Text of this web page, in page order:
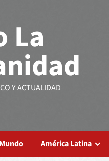
La
Y ACTUALIDAD
Mundo América Latina